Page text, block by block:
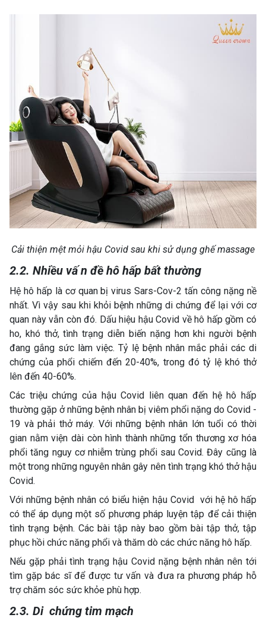
Cải thiện mệt mỏi hậu Covid sau khi sử dụng ghế massage
2.2. Nhiều vấ n đề hô hấp bất thường
Hệ hô hấp là cơ quan bị virus Sars-Cov-2 tấn công nặng nề
nhất. Vì vậy sau khi khỏi bệnh những di chứng để lại với cơ
quan này vẫn còn đó. Dấu hiệu hậu Covid về hô hấp gồm có
ho, khó thở, tình trạng diễn biến nặng hơn khi người bệnh
đang gắng sức làm việc. Tỷ lệ bệnh nhân mắc phải các di
chứng của phổi chiếm đến 20-40%, trong đó tỷ lệ khó thở
lên đến 40-60%.
Các triệu chứng của hậu Covid liên quan đến hệ hô hấp
thường gặp ở những bệnh nhân bị viêm phổi nặng do Covid -
19 và phải thở máy. Với những bệnh nhân lớn tuổi có thời
gian nằm viện dài còn hình thành những tổn thương xơ hóa
phổi tăng nguy cơ nhiễm trùng phổi sau Covid. Đây cũng là
một trong những nguyên nhân gây nên tình trạng khó thở hậu
Covid.
Với những bệnh nhân có biểu hiện hậu Covid với hệ hô hấp
có thể áp dụng một số phương pháp luyện tập để cải thiện
tình trạng bệnh. Các bài tập này bao gồm bài tập thở, tập
phục hồi chức năng phổi và thăm dò các chức năng hô hấp.
Nếu gặp phải tình trạng hậu Covid nặng bệnh nhân nên tới
tìm gặp bác sĩ để được tư vấn và đưa ra phương pháp hỗ
trợ chăm sóc sức khỏe phù hợp.
2.3. Di chứng tim mạch